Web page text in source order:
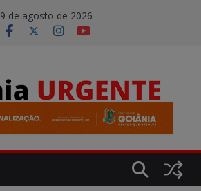
9 de agosto de 2026
modal-check